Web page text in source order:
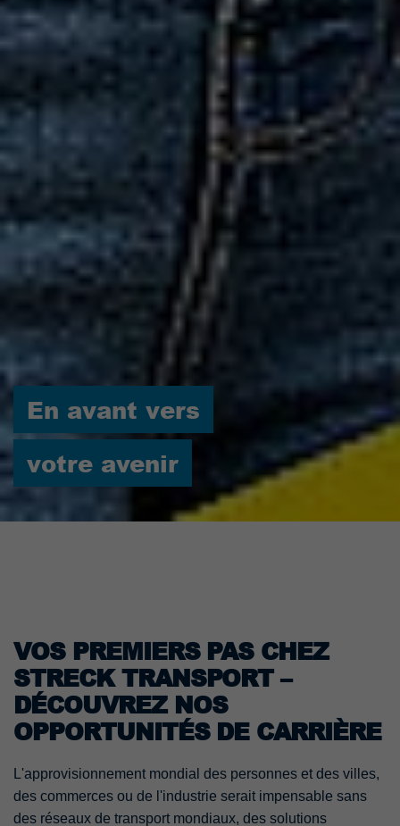
En avant vers
votre avenir
VOS PREMIERS PAS CHEZ
STRECK TRANSPORT –
DÉCOUVREZ NOS
OPPORTUNITÉS DE CARRIÈRE
L'approvisionnement mondial des personnes et des villes,
des commerces ou de l'industrie serait impensable sans
des réseaux de transport mondiaux, des solutions